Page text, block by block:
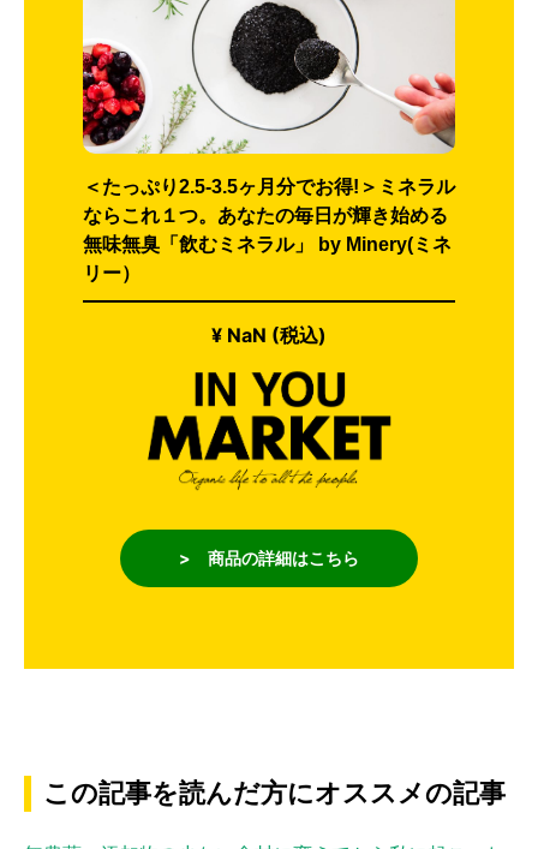
＜たっぷり2.5-3.5ヶ月分でお得!＞ミネラル
ならこれ１つ。あなたの毎日が輝き始める
無味無臭「飲むミネラル」 by Minery(ミネ
リー）
¥ NaN (税込)
> 商品の詳細はこちら
この記事を読んだ方にオススメの記事